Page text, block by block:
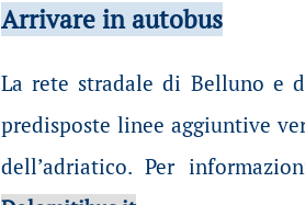
Arrivare in autobus
La rete stradale di Belluno e
predisposte linee aggiuntive
dell’adriatico. Per